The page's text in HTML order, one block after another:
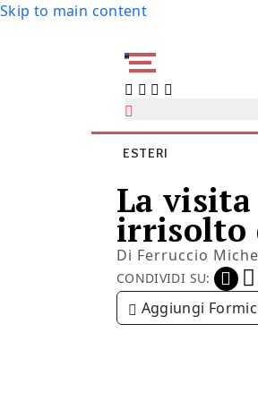
Skip to main content
ESTERI
La visita
irrisolto
Di Ferruccio
CONDIVIDI SU:
Aggiungi